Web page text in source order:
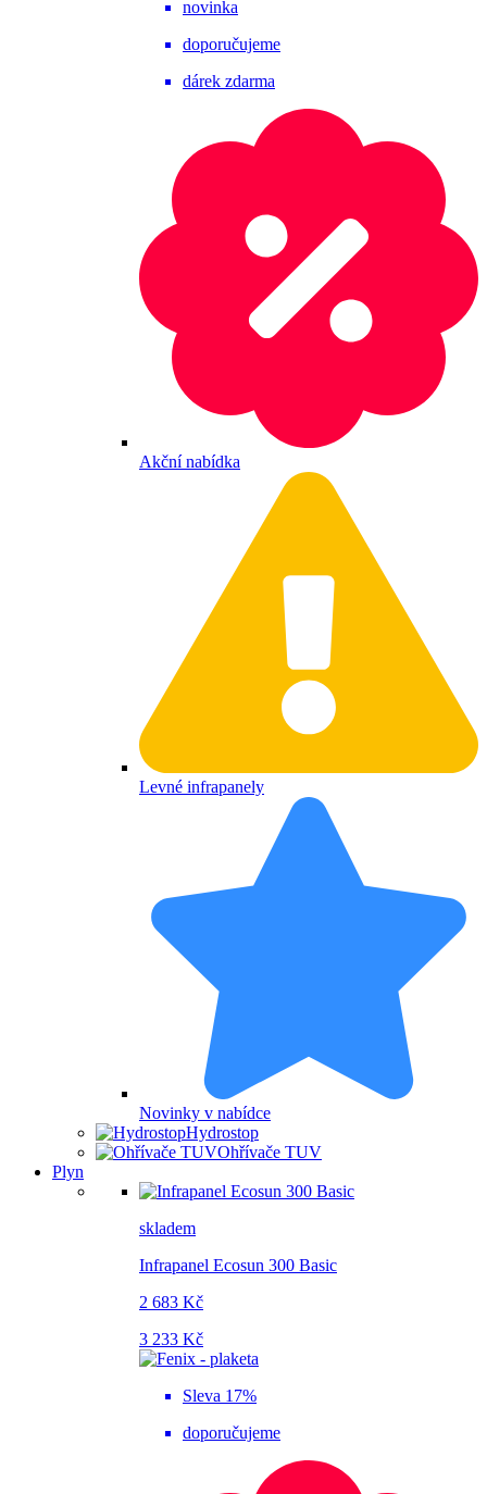
novinka
doporučujeme
dárek zdarma
Akční nabídka
Levné infrapanely
Novinky v nabídce
Hydrostop
Ohřívače TUV
Plyn
skladem
Infrapanel Ecosun 300 Basic
2 683 Kč
3 233 Kč
Sleva 17%
doporučujeme